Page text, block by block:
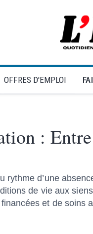
OFFRES D'EMPLOI
:
d’une
de vie aux
et de soins